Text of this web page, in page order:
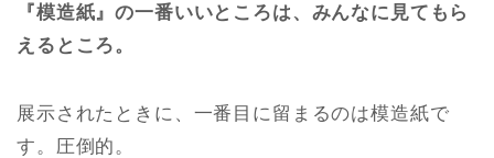
『模造紙』の一番いいところは、みんなに見てもら
えるところ。
展示されたときに、一番目に留まるのは模造紙で
す。圧倒的。